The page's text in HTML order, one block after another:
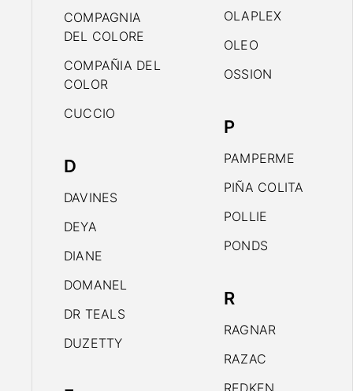
COMPAGNIA
DEL COLORE
COMPAÑIA DEL
COLOR
CUCCIO
D
DAVINES
DEYA
DIANE
DOMANEL
DR TEALS
DUZETTY
OLAPLEX
OLEO
OSSION
P
PAMPERME
PIÑA COLITA
POLLIE
PONDS
R
RAGNAR
RAZAC
REDKEN